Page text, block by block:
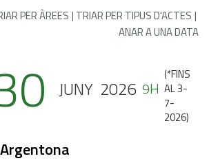
PER ÀREES TRIAR PER TIPUS D'ACTES
ANAR A UNA DATA
JUNY 2026 9H
(*FINS
AL 3-
7-
2026)